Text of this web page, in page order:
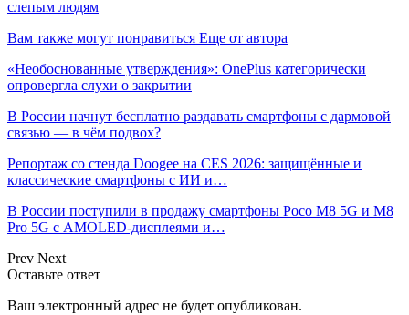
слепым людям
Вам также могут понравиться Еще от автора
«Необоснованные утверждения»: OnePlus категорически
опровергла слухи о закрытии
В России начнут бесплатно раздавать смартфоны с дармовой
связью — в чём подвох?
Репортаж со стенда Doogee на CES 2026: защищённые и
классические смартфоны с ИИ и…
В России поступили в продажу смартфоны Poco M8 5G и M8
Pro 5G с AMOLED-дисплеями и…
Prev Next
Оставьте ответ
Ваш электронный адрес не будет опубликован.